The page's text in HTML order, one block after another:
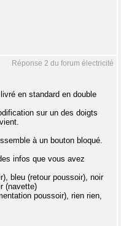
Réponse 2 du forum électricité
en standard en double
sur un des doigts
à un bouton bloqué.
infos que vous avez
bleu (retour poussoir), noir
(navette)
poussoir), rien rien,